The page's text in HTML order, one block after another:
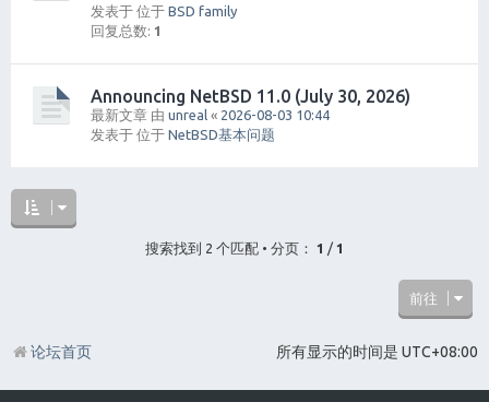
发表于 位于 BSD family
回复总数: 1
Announcing NetBSD 11.0 (July 30, 2026)
最新文章 由 unreal « 2026-08-03 10:44
发表于 位于 NetBSD基本问题
搜索找到 2 个匹配 • 分页： 1 / 1
前往
所有显示的时间是 UTC+08:00
论坛首页